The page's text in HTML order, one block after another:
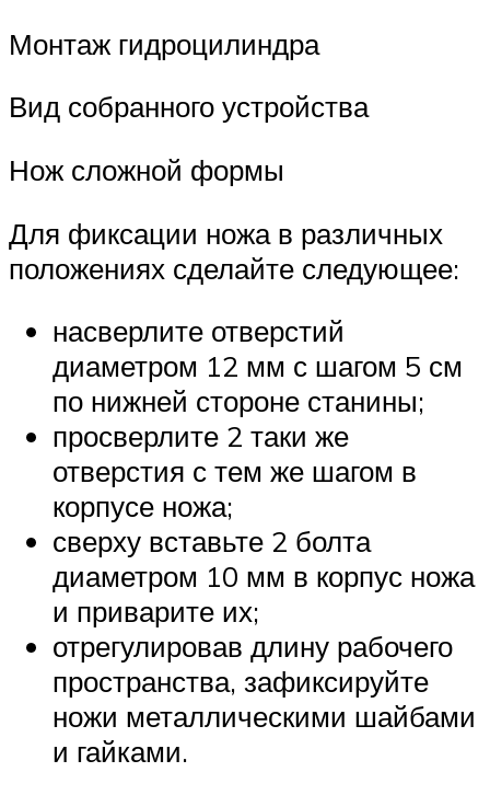
Монтаж гидроцилиндра
Вид собранного устройства
Нож сложной формы
Для фиксации ножа в различных
положениях сделайте следующее:
насверлите отверстий
диаметром 12 мм с шагом 5 см
по нижней стороне станины;
просверлите 2 таки же
отверстия с тем же шагом в
корпусе ножа;
сверху вставьте 2 болта
диаметром 10 мм в корпус ножа
и приварите их;
отрегулировав длину рабочего
пространства, зафиксируйте
ножи металлическими шайбами
и гайками.